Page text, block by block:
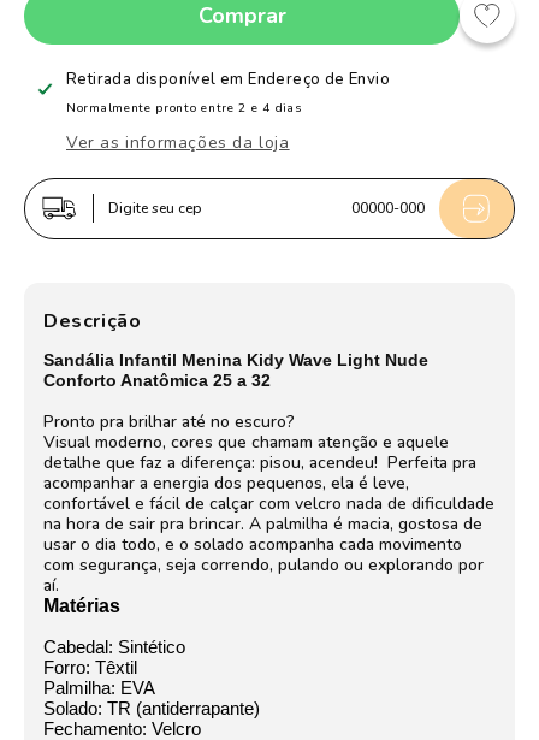
de
Sandália
Infantil
Menina
Wave
Light
Luz
quantidade
de
Sandália
Infantil
Menina
Light
Comprar
Retirada disponível emEndereço de Envio
Normalmente pronto entre 2 e 4 dias
Ver as informações da loja
Digite seu cep 00000-000
Descrição
Sandália Infantil Menina Kidy Wave Light Nude
Conforto Anatômica 25 a 32
Pronto pra brilhar até no escuro?
Visual moderno, cores que chamam atenção e aquele
detalhe que faz a diferença: pisou, acendeu! Perfeita pra
acompanhar a energia dos pequenos, ela é leve,
confortável e fácil de calçar com velcro nada de dificuldade
na hora de sair pra brincar. A palmilha é macia, gostosa de
usar o dia todo, e o solado acompanha cada movimento
com segurança, seja correndo, pulando ou explorando por
aí.
Matérias
Cabedal: Sintético
Forro: Têxtil
Palmilha: EVA
Solado: TR (antiderrapante)
Fechamento: Velcro